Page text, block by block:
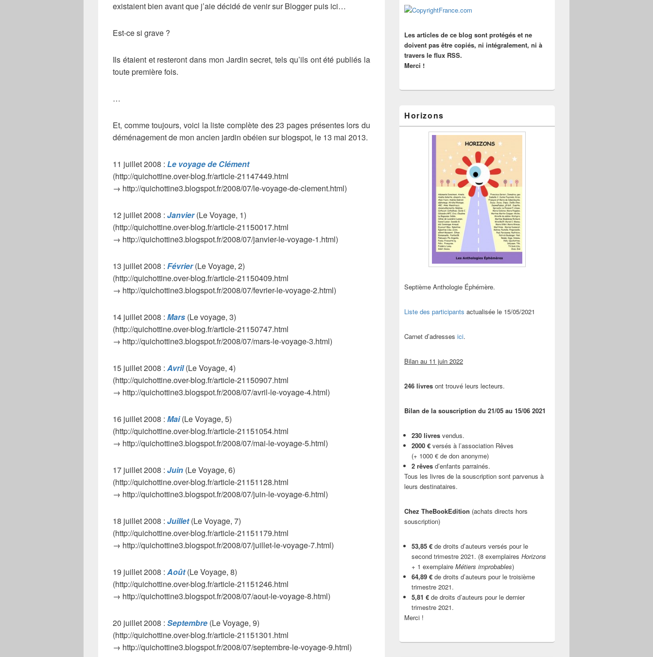
existaient bien avant que j’aie décidé de venir sur Blogger puis ici…
Est-ce si grave ?
Ils étaient et resteront dans mon Jardin secret, tels qu’ils ont été publiés la
toute première fois.
…
Et, comme toujours, voici la liste complète des 23 pages présentes lors du
déménagement de mon ancien jardin obéien sur blogspot, le 13 mai 2013.
11 juillet 2008 : Le voyage de Clément
(http://quichottine.over-blog.fr/article-21147449.html
→ http://quichottine3.blogspot.fr/2008/07/le-voyage-de-clement.html)
12 juillet 2008 : Janvier(Le Voyage, 1)
(http://quichottine.over-blog.fr/article-21150017.html
→ http://quichottine3.blogspot.fr/2008/07/janvier-le-voyage-1.html)
13 juillet 2008 : Février(Le Voyage, 2)
(http://quichottine.over-blog.fr/article-21150409.html
→ http://quichottine3.blogspot.fr/2008/07/fevrier-le-voyage-2.html)
14 juillet 2008 : Mars (Le voyage, 3)
(http://quichottine.over-blog.fr/article-21150747.html
→ http://quichottine3.blogspot.fr/2008/07/mars-le-voyage-3.html)
15 juillet 2008 : Avril(Le Voyage, 4)
(http://quichottine.over-blog.fr/article-21150907.html
→ http://quichottine3.blogspot.fr/2008/07/avril-le-voyage-4.html)
16 juillet 2008 : Mai(Le Voyage, 5)
(http://quichottine.over-blog.fr/article-21151054.html
→ http://quichottine3.blogspot.fr/2008/07/mai-le-voyage-5.html)
17 juillet 2008 : Juin (Le Voyage, 6)
(http://quichottine.over-blog.fr/article-21151128.html
→ http://quichottine3.blogspot.fr/2008/07/juin-le-voyage-6.html)
18 juillet 2008 : Juillet(Le Voyage, 7)
(http://quichottine.over-blog.fr/article-21151179.html
→ http://quichottine3.blogspot.fr/2008/07/juillet-le-voyage-7.html)
19 juillet 2008 : Août(Le Voyage, 8)
(http://quichottine.over-blog.fr/article-21151246.html
→ http://quichottine3.blogspot.fr/2008/07/aout-le-voyage-8.html)
20 juillet 2008 : Septembre (Le Voyage, 9)
(http://quichottine.over-blog.fr/article-21151301.html
→ http://quichottine3.blogspot.fr/2008/07/septembre-le-voyage-9.html)
barre
latérale
Les articles de ce blog sont protégés et ne
doivent pas être copiés, ni intégralement, ni à
travers le flux RSS.
Merci !
Horizons
Septième Anthologie Éphémère.
Liste des participants actualisée le 15/05/2021
Carnet d’adresses ici.
Bilan au 11 juin 2022
246 livres ont trouvé leurs lecteurs.
Bilan de la souscription du 21/05 au 15/06 2021
230 livres vendus.
2000 € versés à l’association Rêves
(+ 1000 € de don anonyme)
2 rêves d’enfants parrainés.
Tous les livres de la souscription sont parvenus à
leurs destinataires.
Chez TheBookEdition (achats directs hors
souscription)
53,85 € de droits d’auteurs versés pour le
second trimestre 2021. (8 exemplaires Horizons
+ 1 exemplaire Métiers improbables)
64,89 € de droits d’auteurs pour le troisième
trimestre 2021.
5,81 € de droits d’auteurs pour le dernier
trimestre 2021.
Merci !